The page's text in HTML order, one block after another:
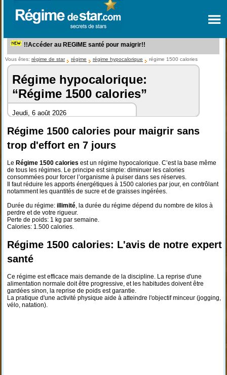
!!Accéder au REGIME santé pour maigrir!!
Vous êtes: régime de star régime régime hypocalorique régime 1500 calories
Régime hypocalorique:
“Régime 1500 calories”
Jeudi, 6 août 2026
Régime 1500 calories pour maigrir sans
trop d'effort en 7 jours
Le Régime 1500 calories est un régime hypocalorique. C’est la base même
de tous les régimes. Le principe est simple: diminuer les calories
consommées pour forcer l’organisme à puiser dans ses réserves.
Il faut réduire les apports énergétiques à 1500 calories par jour, en contrôlant
notamment les quantités de sucre et de graisses ingérées.
Durée du régime:illimité, la durée du régime dépend du nombre de kilos à
perdre et de votre rigueur.
Perte de poids: 1 kg par semaine.
Calories: 1.500 calories.
Régime 1500 calories: L'avis de notre expert
santé
Ce régime est efficace mais demande de la discipline. La reprise d'une
alimentation normale doit être progressive, et les habitudes doivent être
gardées sinon, la reprise de poids est garantie.
La pratique d'une activité physique aide à atteindre l'objectif minceur (jogging,
vélo, natation).